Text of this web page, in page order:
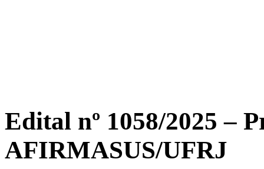
Edital nº 1058/2025 –
AFIRMASUS/UFRJ